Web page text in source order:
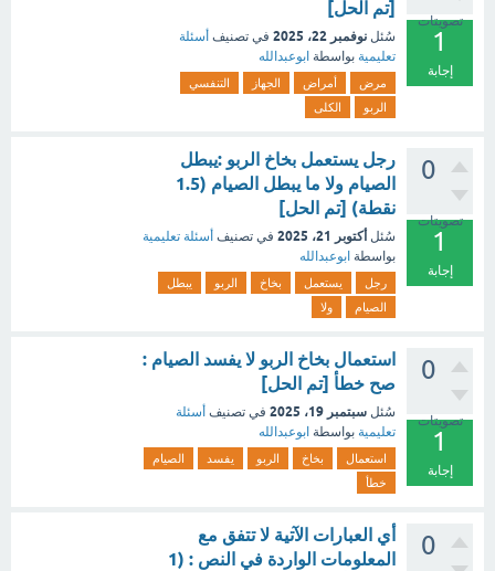
تصويتات
1
إجابة
[تم الحل]
سُئل نوفمبر 22، 2025 في تصنيف أسئلة
تعليمية بواسطة ابوعبدالله
مرض أمراض الجهاز
التنفسي
الربو
الكلى
0
تصويتات
1
إجابة
رجل يستعمل بخاخ الربو :يبطل
الصيام ولا ما يبطل الصيام (1.5
نقطة) [تم الحل]
سُئل أكتوبر 21، 2025 في تصنيف أسئلة تعليمية
بواسطة ابوعبدالله
رجل يستعمل بخاخ الربو
يبطل
الصيام
ولا
0
تصويتات
1
إجابة
استعمال بخاخ الربو لا يفسد الصيام :
صح خطأ [تم الحل]
سُئل سبتمبر 19، 2025 في تصنيف أسئلة
تعليمية بواسطة ابوعبدالله
استعمال بخاخ الربو يفسد
الصيام
خطأ
0
أي العبارات الآتية لا تتفق مع
المعلومات الواردة في النص : (1